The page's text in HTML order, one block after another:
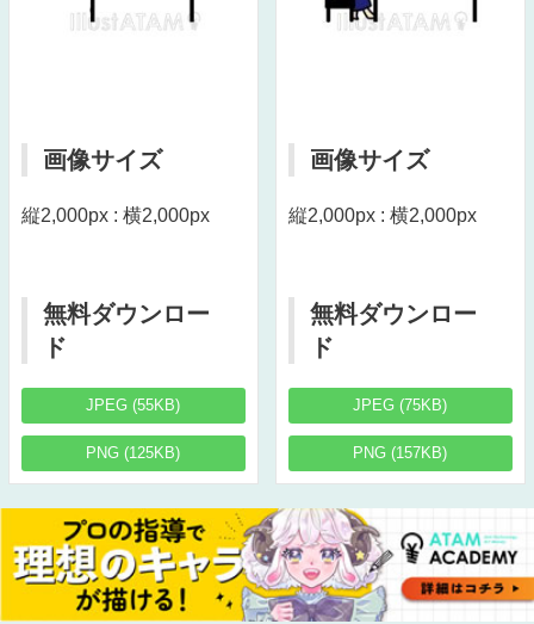
画像サイズ
縦2,000px : 横2,000px
無料ダウンロー
ド
JPEG (55KB)
PNG (125KB)
画像サイズ
縦2,000px : 横2,000px
無料ダウンロー
ド
JPEG (75KB)
PNG (157KB)